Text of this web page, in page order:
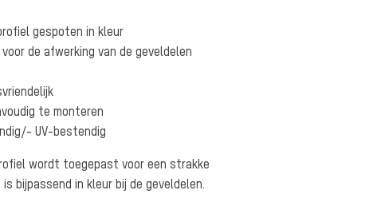
Producteigenschappen
gespoten in kleur
voor de afwerking van de geveldelen
te monteren
UV-bestendig
wordt toegepast voor een strakke
is bijpassend in kleur bij de geveldelen.